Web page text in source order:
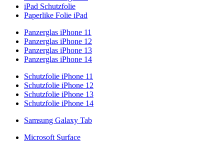
iPad Schutzfolie
Paperlike Folie iPad
Panzerglas iPhone 11
Panzerglas iPhone 12
Panzerglas iPhone 13
Panzerglas iPhone 14
Schutzfolie iPhone 11
Schutzfolie iPhone 12
Schutzfolie iPhone 13
Schutzfolie iPhone 14
Samsung Galaxy Tab
Microsoft Surface